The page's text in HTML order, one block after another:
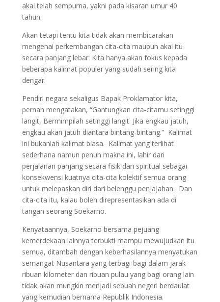
akal telah sempurna, yakni pada kisaran umur 40
tahun.
Akan tetapi tentu kita tidak akan membicarakan
mengenai perkembangan cita-cita maupun akal itu
secara panjang lebar. Kita hanya akan fokus kepada
beberapa kalimat populer yang sudah sering kita
dengar.
Pendiri negara sekaligus Bapak Proklamator kita,
pernah mengatakan, “Gantungkan cita-citamu setinggi
langit, Bermimpilah setinggi langit. Jika engkau jatuh,
engkau akan jatuh diantara bintang-bintang.“ Kalimat
ini bukanlah kalimat biasa. Kalimat yang terlihat
sederhana namun penuh makna ini, lahir dari
perjalanan panjang secara fisik dan spiritual sebagai
konsekwensi kuatnya cita-cita kolektif semua orang
untuk melepaskan diri dari belenggu penjajahan. Dan
cita-cita itu, kalau boleh direpresentasikan ada di
tangan seorang Soekarno.
Kenyataannya, Soekarno bersama pejuang
kemerdekaan lainnya terbukti mampu mewujudkan itu
semua, ditambah dengan keberhasilannya menyatukan
semangat Nusantara yang terbagi-bagi dalam jarak
ribuan kilometer dan ribuan pulau yang bagi orang lain
tidak akan mungkin menjadi sebuah negeri berdaulat
yang kemudian bernama Republik Indonesia.